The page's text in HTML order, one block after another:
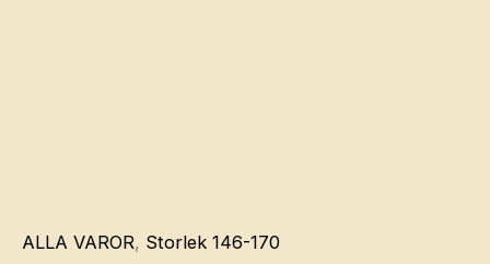
ALLA VAROR, Storlek 146-170